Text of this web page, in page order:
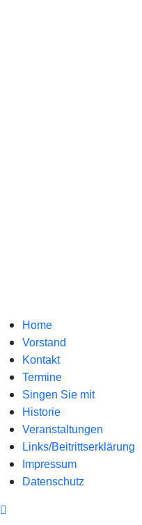
Home
Vorstand
Kontakt
Termine
Singen Sie mit
Historie
Veranstaltungen
Links/Beitrittserklärung
Impressum
Datenschutz